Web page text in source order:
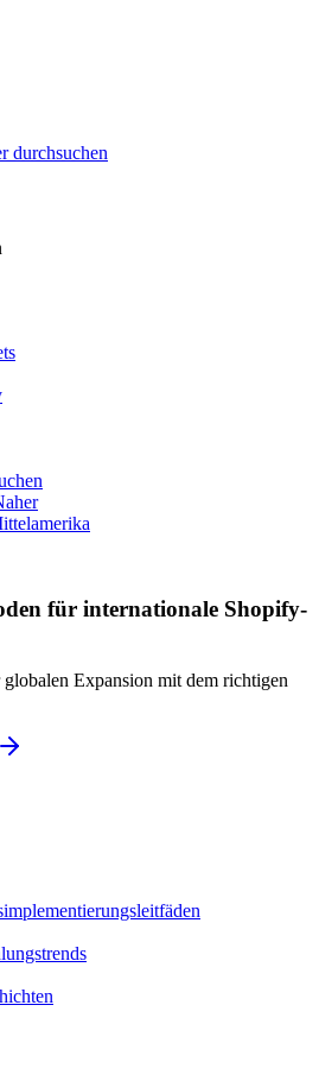
durchsuchen
für internationale Shopify-
Expansion mit dem richtigen